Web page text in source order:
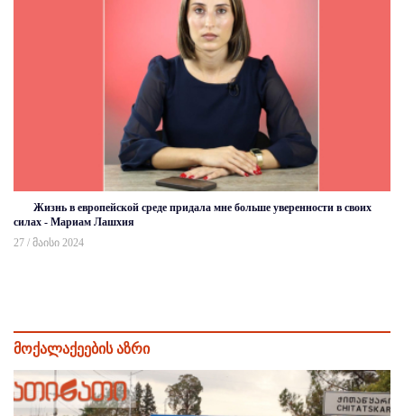
Жизнь в европейской среде придала мне больше уверенности в своих
силах - Мариам Лашхия
27 / მაისი 2024
მოქალაქეების აზრი